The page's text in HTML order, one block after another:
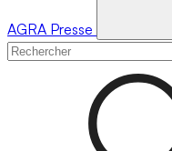
AGRA Presse